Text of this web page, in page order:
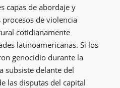
capas de abordaje y
de violencia
cotidianamente
latinoamericanas. Si los
genocidio durante la
subsiste delante del
las disputas del capital